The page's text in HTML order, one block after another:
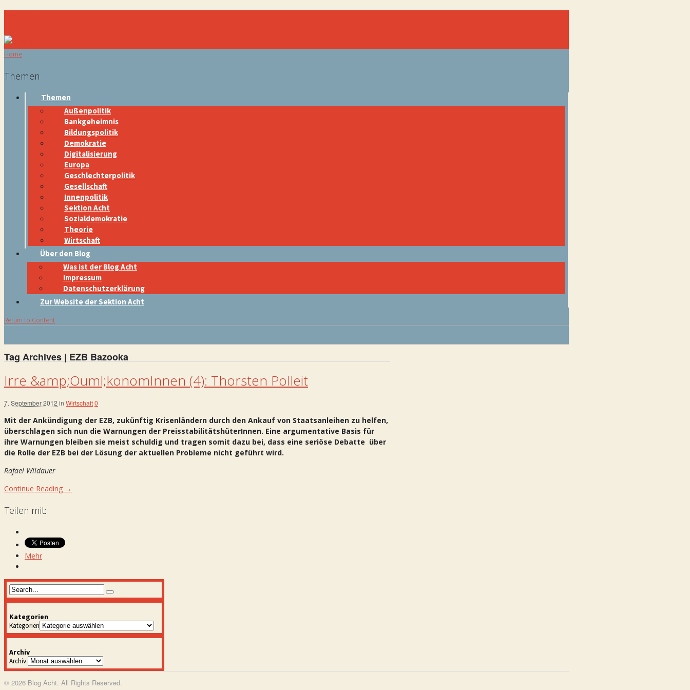
Home
Themen
Themen
Außenpolitik
Bankgeheimnis
Bildungspolitik
Demokratie
Digitalisierung
Europa
Geschlechterpolitik
Gesellschaft
Innenpolitik
Sektion Acht
Sozialdemokratie
Theorie
Wirtschaft
Über den Blog
Was ist der Blog Acht
Impressum
Datenschutzerklärung
Zur Website der Sektion Acht
Return to Content
Tag Archives | EZB Bazooka
Irre &amp;Ouml;konomInnen (4): Thorsten Polleit
7. September 2012 in Wirtschaft0
Mit der Ankündigung der EZB, zukünftig Krisenländern durch den Ankauf von Staatsanleihen zu helfen,
überschlagen sich nun die Warnungen der PreisstabilitätshüterInnen. Eine argumentative Basis für
ihre Warnungen bleiben sie meist schuldig und tragen somit dazu bei, dass eine seriöse Debatte über
die Rolle der EZB bei der Lösung der aktuellen Probleme nicht geführt wird.
Rafael Wildauer
Continue Reading →
Teilen mit:
Mehr
Kategorien
Kategorien
Archiv
Archiv
© 2026 Blog Acht. All Rights Reserved.